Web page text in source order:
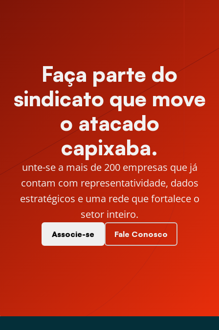
Faça parte do
sindicato que move
o atacado
capixaba.
unte-se a mais de 200 empresas que já
contam com representatividade, dados
estratégicos e uma rede que fortalece o
setor inteiro.
Associe-se Fale Conosco